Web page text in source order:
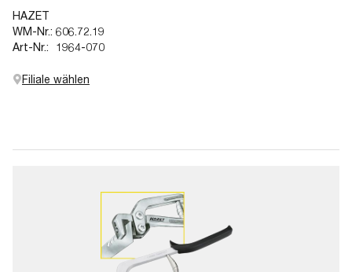
HAZET
WM-Nr.: 606.72.19
Art-Nr.:
1964-070
Filiale wählen